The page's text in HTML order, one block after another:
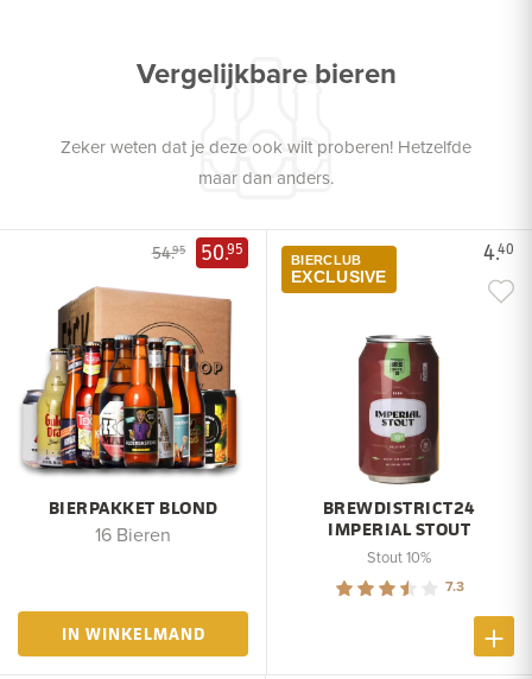
Vergelijkbare bieren
Zeker weten dat je deze ook wilt proberen! Hetzelfde
maar dan anders.
54.95 50.95
BIERPAKKET BLOND
16 Bieren
IN WINKELMAND
4.40
BIERCLUB
EXCLUSIVE
BREWDISTRICT24
IMPERIAL STOUT
Stout 10%
7.3